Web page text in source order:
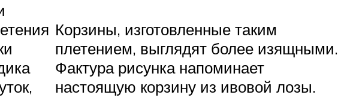
Корзины, изготовленные таким
плетением, выглядят более изящными.
Фактура рисунка напоминает
настоящую корзину из ивовой лозы.